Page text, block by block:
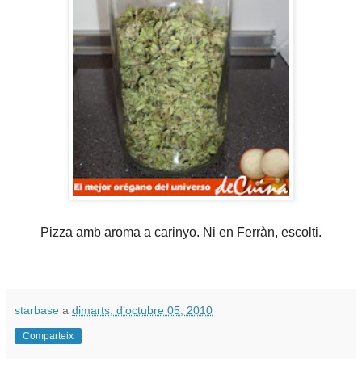
Pizza amb aroma a carinyo. Ni en Ferràn, escolti.
starbase a dimarts, d’octubre 05, 2010
Comparteix